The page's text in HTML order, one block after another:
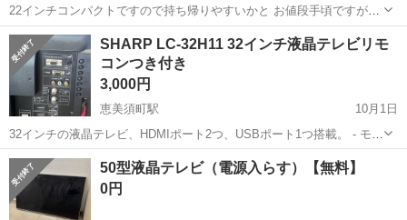
22インチコンパクトですので持ち帰りやすいかと お値段手頃ですが問
題なく映ります。
大阪 大阪市
SHARP LC-32H11 32インチ液晶テレビリモ
コンつき付き
3,000円
恵美須町駅
10月1日
32インチの液晶テレビ、HDMIポート2つ、USBポート1つ搭載。 - モデ
ル: LC-32H11 - 消費電力: 64W - 電圧: 100V - HDMIポート数: 2 - USB
ポート数: 1 - LANポート: あ...
大阪 大阪市 恵美須町駅 テレビ ポート
50型液晶テレビ（電源入らす）【無料】
0円